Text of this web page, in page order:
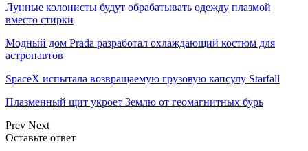
Лунные колонисты будут обрабатывать одежду плазмой
вместо стирки
Модный дом Prada разработал охлаждающий костюм для
астронавтов
SpaceX испытала возвращаемую грузовую капсулу Starfall
Плазменный щит укроет Землю от геомагнитных бурь
Prev Next
Оставьте ответ